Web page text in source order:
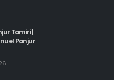
Tamiri |
Panjur